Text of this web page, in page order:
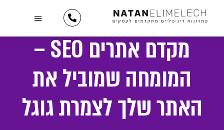
מקדם אתרים SEO –
המומחה שמוביל את
האתר שלך לצמרת גוגל